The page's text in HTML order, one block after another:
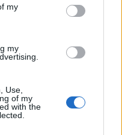
my
my
Use,
of my
with the
las Estrellas:
selección de
Desconecta, mira
cero. 💾 ¡Guarda
noche estrellada!